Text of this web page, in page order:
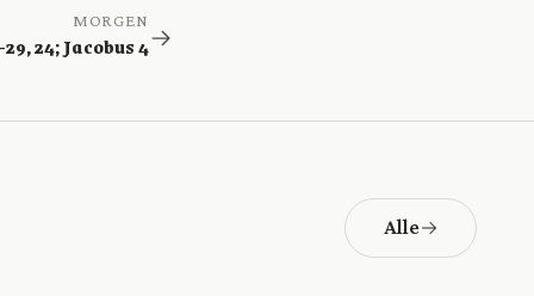
MORGEN
24; Jacobus 4
Alle